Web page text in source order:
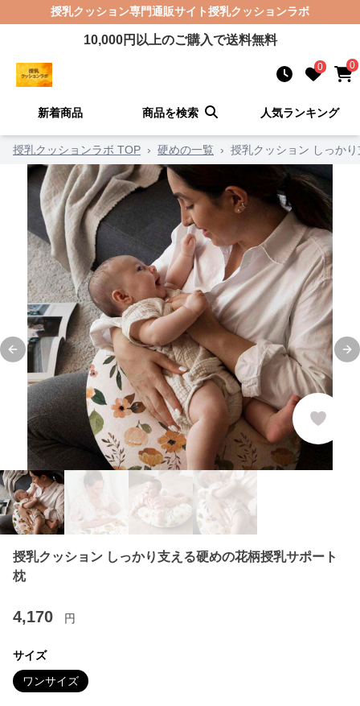
授乳クッション専門通販サイト授乳クッションラボ
10,000円以上のご購入で送料無料
0 0
新着商品 商品を検索 人気ランキング
授乳クッションラボ TOP › 硬めの一覧 › 授乳クッション しっか
Previous slide
授乳クッション しっかり支える硬めの花柄授乳サポート
枕
4,170 円
サイズ
ワンサイズ